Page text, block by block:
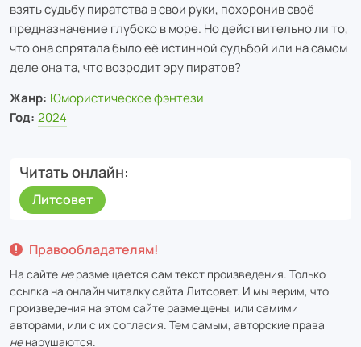
взять судьбу пиратства в свои руки, похоронив своё
предназначение глубоко в море. Но действительно ли то,
что она спрятала было её истинной судьбой или на самом
деле она та, что возродит эру пиратов?
Жанр: Юмористическое фэнтези
Год: 2024
Читать онлайн
Литсовет
Правообладателям!
На сайте неразмещается сам текст произведения. Только
ссылка на онлайн читалку сайта Литсовет. И мы верим, что
произведения на этом сайте размещены, или самими
авторами, или с их согласия. Тем самым, авторские права
ненарушаются.